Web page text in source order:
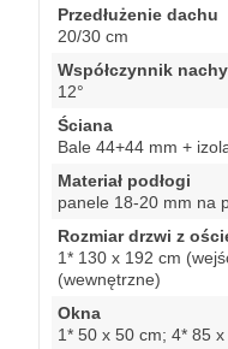
Przedłużenie dachu
20/30 cm
Współczynnik
12°
Ściana
Bale 44+44 mm +
Materiał podłogi
panele 18-20 mm na
Rozmiar drzwi z
1* 130 x 192 cm
(wewnętrzne)
Okna
1* 50 x 50 cm; 4* 85